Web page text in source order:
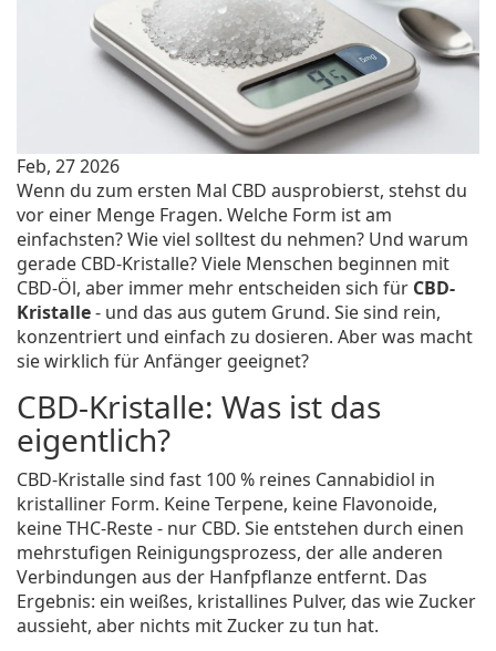
Feb, 27 2026
Wenn du zum ersten Mal CBD ausprobierst, stehst du
vor einer Menge Fragen. Welche Form ist am
einfachsten? Wie viel solltest du nehmen? Und warum
gerade CBD-Kristalle? Viele Menschen beginnen mit
CBD-Öl, aber immer mehr entscheiden sich für CBD-
Kristalle- und das aus gutem Grund. Sie sind rein,
konzentriert und einfach zu dosieren. Aber was macht
sie wirklich für Anfänger geeignet?
CBD-Kristalle: Was ist das
eigentlich?
CBD-Kristalle sind fast 100 % reines Cannabidiol in
kristalliner Form. Keine Terpene, keine Flavonoide,
keine THC-Reste - nur CBD. Sie entstehen durch einen
mehrstufigen Reinigungsprozess, der alle anderen
Verbindungen aus der Hanfpflanze entfernt. Das
Ergebnis: ein weißes, kristallines Pulver, das wie Zucker
aussieht, aber nichts mit Zucker zu tun hat.